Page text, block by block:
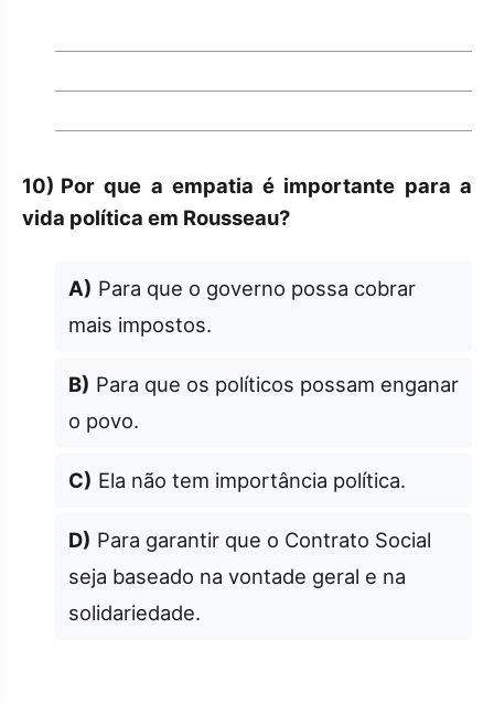
10) Por que a empatia é importante para a
vida política em Rousseau?
A) Para que o governo possa cobrar
mais impostos.
B) Para que os políticos possam enganar
o povo.
C) Ela não tem importância política.
D) Para garantir que o Contrato Social
seja baseado na vontade geral e na
solidariedade.